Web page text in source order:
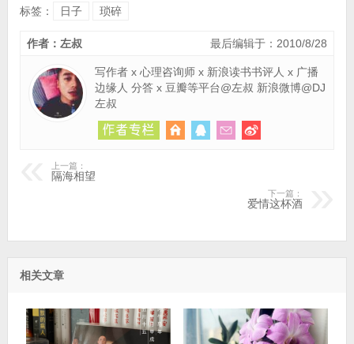
标签： 日子 琐碎
最后编辑于：2010/8/28
作者：左叔
写作者 x 心理咨询师 x 新浪读书书评人 x 广播
边缘人 分答 x 豆瓣等平台@左叔 新浪微博@DJ
左叔
上一篇：
隔海相望
下一篇：
爱情这杯酒
相关文章